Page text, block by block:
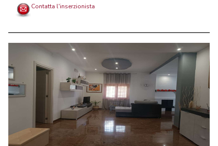
Contatta l'inserzionista